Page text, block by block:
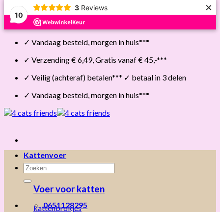
10
3 Reviews ×
Skip
✓ Vandaag besteld, morgen in huis***
✓ Verzending € 6,49, Gratis vanaf € 45,-***
✓ Veilig (achteraf) betalen*** ✓ betaal in 3 delen
✓ Vandaag besteld, morgen in huis***
Zoeken
naar:
0651128295
Kattenvoer
Voer voor katten
kattenbrokjes